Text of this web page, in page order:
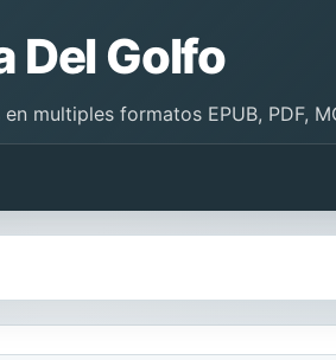
Del Golfo
multiples formatos EPUB, PDF,